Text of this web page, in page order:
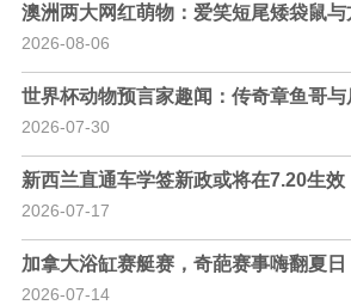
澳洲两大网红萌物：爱笑短尾矮袋鼠
2026-08-06
世界杯动物预言家趣闻：传奇章鱼哥与
2026-07-30
新西兰直通车学签新政或将在7.20生效
2026-07-17
加拿大浴缸赛艇赛，奇葩赛事嗨翻夏日
2026-07-14